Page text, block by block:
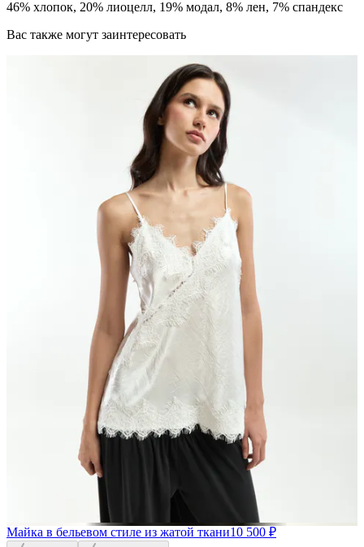
46% хлопок, 20% лиоцелл, 19% модал, 8% лен, 7% спандекс
Вас также могут заинтересовать
Майка в бельевом стиле из жатой ткани10 500 ₽